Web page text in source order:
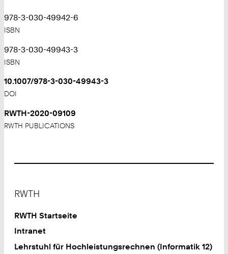
978-3-030-49942-6
ISBN
978-3-030-49943-3
ISBN
10.1007/978-3-030-49943-3
DOI
RWTH-2020-09109
RWTH PUBLICATIONS
RWTH
RWTH Startseite
Intranet
Lehrstuhl für Hochleistungsrechnen (Informatik 12)